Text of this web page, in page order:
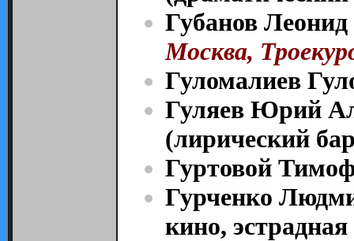
Губанов
Москва,
Гуломалиев
Гуляев Юрий
(лирический
Гуртовой
Гурченко
кино,